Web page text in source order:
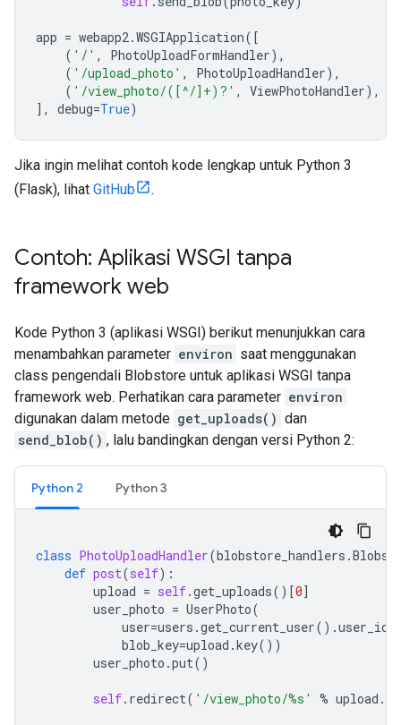
app = webapp2.WSGIApplication([
( '/' , PhotoUploadFormHandler),
( '/upload_photo' , PhotoUploadHandler),
( '/view_photo/([^/]+)?' , ViewPhotoHandler),
],
debug=True)
Jika ingin melihat contoh kode lengkap untuk Python 3
(Flask), lihat GitHub .
Contoh: Aplikasi WSGI tanpa
framework web
Kode Python 3 (aplikasi WSGI) berikut menunjukkan cara
menambahkan parameter environ saat menggunakan
class pengendali Blobstore untuk aplikasi WSGI tanpa
framework web. Perhatikan cara parameter environ
digunakan dalam metode get_uploads() dan
send_blob() , lalu bandingkan dengan versi Python 2:
Python 2 Python 3
class PhotoUploadHandler(blobstore_handlers .
def post(self):
upload = self.get_uploads()[0]
user_photo = UserPhoto(
user=users .get_current_user() .user_id
blob_key=upload .key())
user_photo .put()
self. redirect( '/view_photo/%s ' % upload .